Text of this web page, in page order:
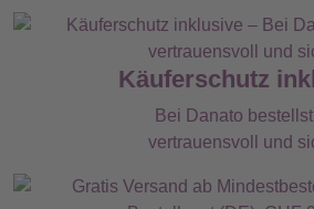
Käuferschutz
Bei Danato
vertrauensvoll und